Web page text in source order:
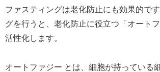
ファスティングは老化防止にも効果的で
グを行うと、老化防止に役立つ「オート
活性化します。
オートファジー とは、細胞が持っている